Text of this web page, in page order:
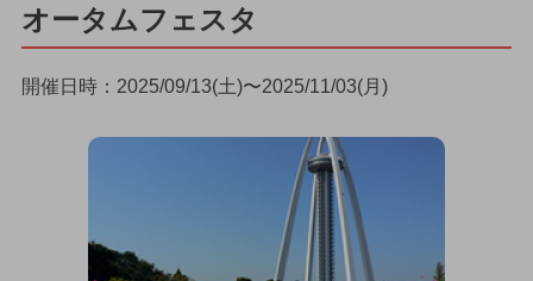
オータムフェスタ
開催日時：2025/09/13(土)〜2025/11/03(月)